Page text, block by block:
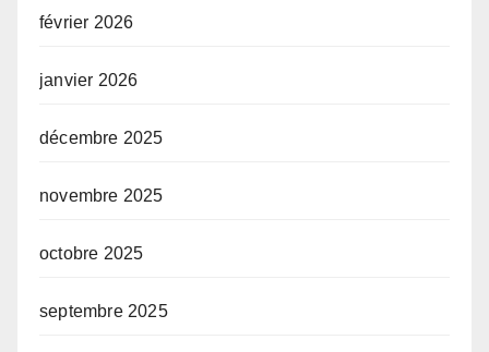
février 2026
janvier 2026
décembre 2025
novembre 2025
octobre 2025
septembre 2025